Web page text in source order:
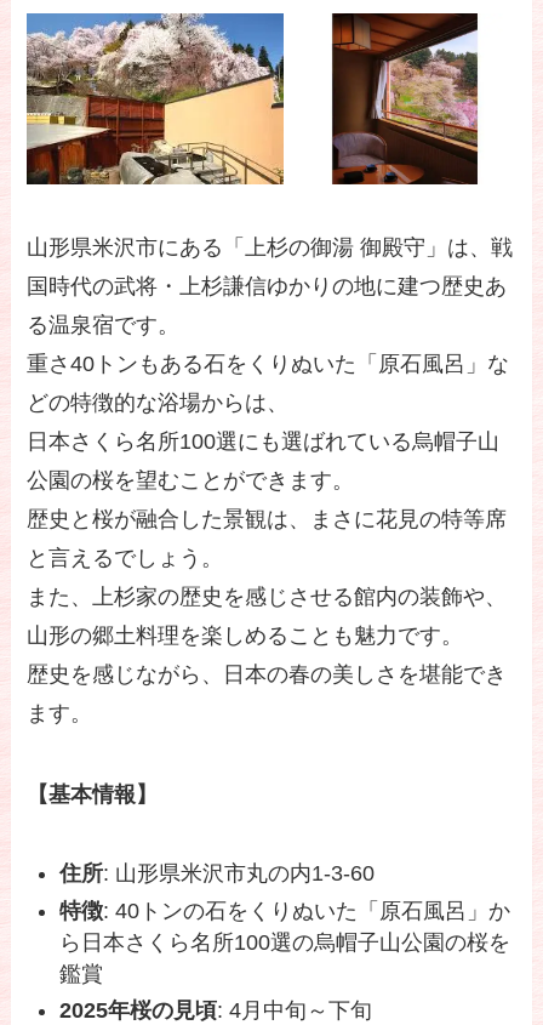
山形県米沢市にある「上杉の御湯 御殿守」は、戦
国時代の武将・上杉謙信ゆかりの地に建つ歴史あ
る温泉宿です。
重さ40トンもある石をくりぬいた「原石風呂」な
どの特徴的な浴場からは、
日本さくら名所100選にも選ばれている烏帽子山
公園の桜を望むことができます。
歴史と桜が融合した景観は、まさに花見の特等席
と言えるでしょう。
また、上杉家の歴史を感じさせる館内の装飾や、
山形の郷土料理を楽しめることも魅力です。
歴史を感じながら、日本の春の美しさを堪能でき
ます。
【基本情報】
住所: 山形県米沢市丸の内1-3-60
特徴: 40トンの石をくりぬいた「原石風呂」か
ら日本さくら名所100選の烏帽子山公園の桜を
鑑賞
2025年桜の見頃: 4月中旬～下旬